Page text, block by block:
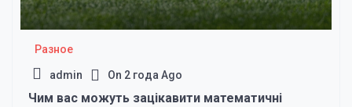
Разное
admin On 2 года Ago
Чим вас можуть зацікавити математичні